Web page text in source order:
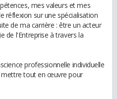
mes valeurs et mes
réflexion sur une spécialisation
de ma carrière : être un acteur
de l'Entreprise à travers la
professionnelle individuelle
mettre tout en œuvre pour